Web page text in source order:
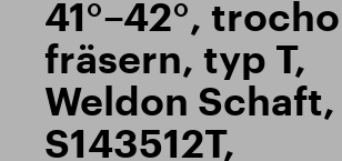
41°–42°,
fräsern, typ T,
Weldon
S143512T,